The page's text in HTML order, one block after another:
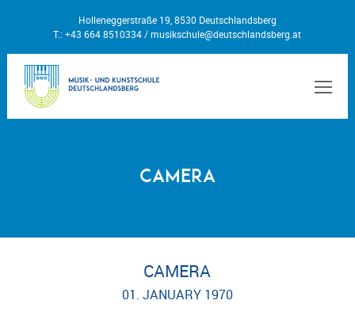
Holleneggerstraße 19, 8530 Deutschlandsberg
T.: +43 664 8510334 /musikschule@deutschlandsberg.at
Camera
CAMERA
01. JANUARY 1970